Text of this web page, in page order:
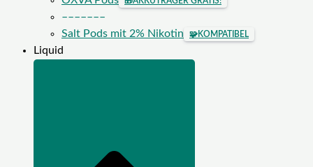
–––––––
Salt Pods mit 2% Nikotin
🧩KOMPATIBEL
Liquid